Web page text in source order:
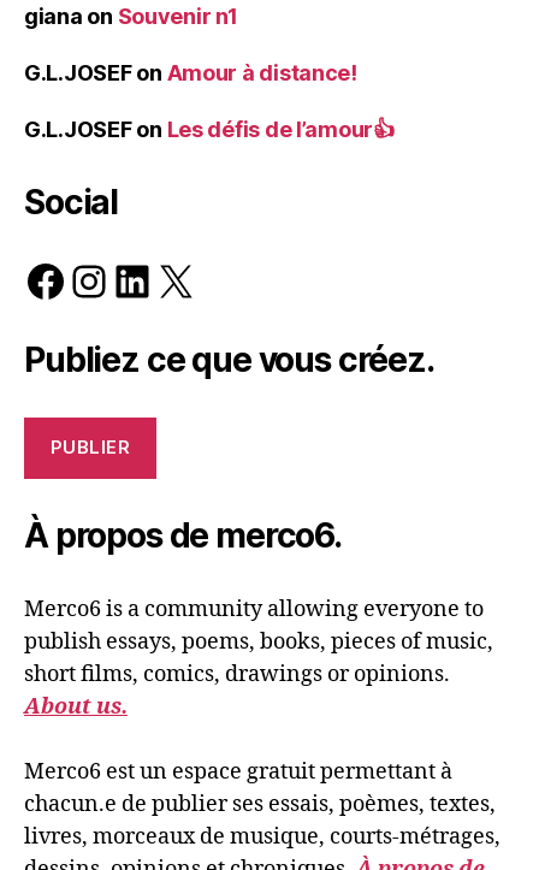
giana on Souvenir n1
G.L.JOSEFon Amour à distance!
G.L.JOSEFon Les défis de l’amour👍
Social
Facebook
Instagram
LinkedIn
X
Publiez ce que vous créez.
PUBLIER
À propos de merco6.
Merco6 is a community allowing everyone to
publish essays, poems, books, pieces of music,
short films, comics, drawings or opinions.
About us.
Merco6 est un espace gratuit permettant à
chacun.e de publier ses essais, poèmes, textes,
livres, morceaux de musique, courts-métrages,